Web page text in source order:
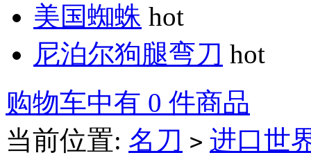
美国蜘蛛 hot
尼泊尔狗腿弯刀 hot
购物车中有 0 件商品
当前位置: 名刀 > 进口世